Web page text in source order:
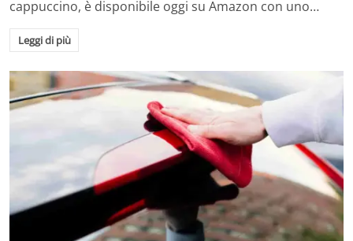
cappuccino, è disponibile oggi su Amazon con uno…
Leggi di più